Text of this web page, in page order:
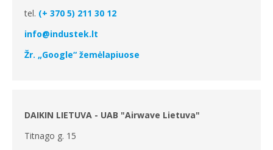
tel. (+ 370 5) 211 30 12
info@industek.lt
Žr. „Google“ žemėlapiuose
DAIKIN LIETUVA - UAB "Airwave Lietuva"
Titnago g. 15